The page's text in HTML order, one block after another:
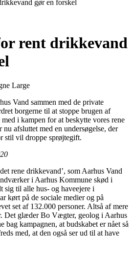
gør en forskel
rent drikkevand
Vand sammen med de private
borgerne til at stoppe brugen af
i kampen for at beskytte vores rene
afsluttet med en undersøgelse, der
stil vil droppe sprøjtegift.
rene drikkevand’, som Aarhus Vand
i Aarhus Kommune skød i
sig til alle hus- og haveejere i
kørt på de sociale medier og på
set af 132.000 personer. Altså af mere
Det glæder Bo Vægter, geolog i Aarhus
kampagnen, at budskabet er nået så
med, at den også ser ud til at have